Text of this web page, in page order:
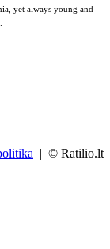
yet always young and
| © Ratilio.lt